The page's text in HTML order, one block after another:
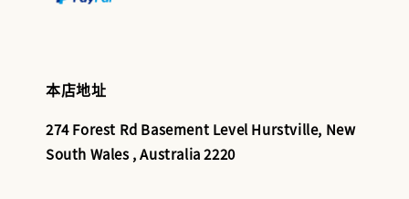
本店地址
274 Forest Rd Basement Level Hurstville, New
South Wales , Australia 2220